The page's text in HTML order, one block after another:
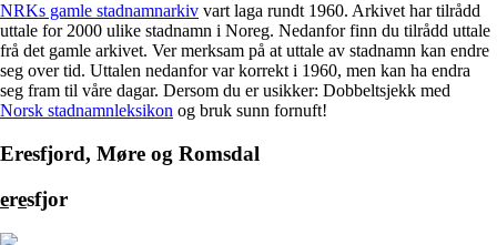
NRKs gamle stadnamnarkiv vart laga rundt 1960. Arkivet har tilrådd
uttale for 2000 ulike stadnamn i Noreg. Nedanfor finn du tilrådd uttale
frå det gamle arkivet. Ver merksam på at uttale av stadnamn kan endre
seg over tid. Uttalen nedanfor var korrekt i 1960, men kan ha endra
seg fram til våre dagar. Dersom du er usikker: Dobbeltsjekk med
Norsk stadnamnleksikon og bruk sunn fornuft!
Eresfjord, Møre og Romsdal
eresfjor